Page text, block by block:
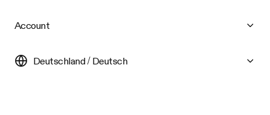
Account
Deutschland / Deutsch